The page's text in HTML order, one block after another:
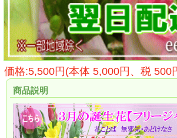
価格:5,500円(本体 5,000円、税 500
商品説明